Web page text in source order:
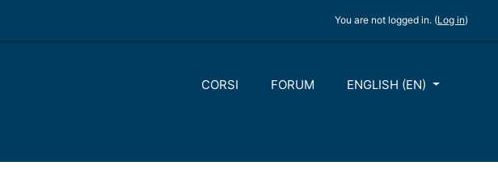
You are not logged in. (Log in)
CORSI FORUM ENGLISH ‎(EN)‎